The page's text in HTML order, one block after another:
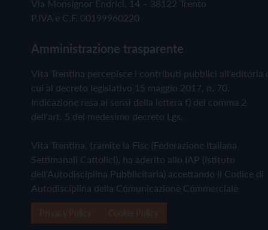
Via Monsignor Endrici, 14 – 38122 Trento
P.IVA e C.F. 00199960220
Amministrazione trasparente
Vita Trentina percepisce i contributi pubblici all'editoria
cui al decreto legislativo 15 maggio 2017, n. 70.
Indicazione resa ai sensi della lettera f) del comma 2
dell'art. 5 del medesimo decreto Lgs.
Vita Trentina, tramite la Fisc (Federazione Italiana
Settimanali Cattolici), ha aderito allo IAP (Istituto
dell'Autodisciplina Pubblicitaria) accettando il Codice di
Autodisciplina della Comunicazione Commerciale